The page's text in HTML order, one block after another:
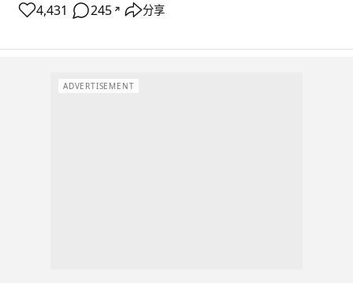
4,431 245 ↗ 分享
ADVERTISEMENT